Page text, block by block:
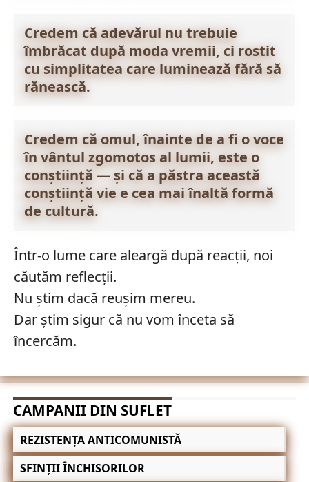
Credem că adevărul nu trebuie
îmbrăcat după moda vremii, ci rostit
cu simplitatea care luminează fără să
rănească.
Credem că omul, înainte de a fi o voce
în vântul zgomotos al lumii, este o
conștiință — și că a păstra această
conștiință vie e cea mai înaltă formă
de cultură.
Într-o lume care aleargă după reacții, noi
căutăm reflecții.
Nu știm dacă reușim mereu.
Dar știm sigur că nu vom înceta să
încercăm.
CAMPANII DIN SUFLET
REZISTENȚA ANTICOMUNISTĂ
SFINȚII ÎNCHISORILOR